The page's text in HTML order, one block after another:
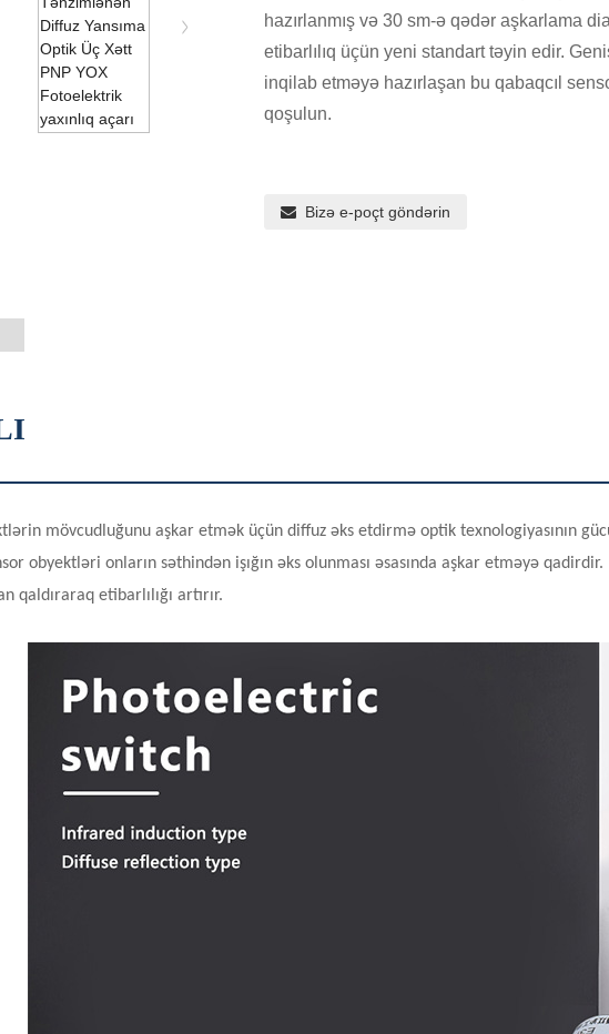
hazırlanmış və 30 sm-ə qədər aşkarlama
etibarlılıq üçün yeni standart təyin edir.
inqilab etməyə hazırlaşan bu qabaqcıl
qoşulun.
Bizə e-poçt göndərin
mövcudluğunu aşkar etmək üçün diffuz əks etdirmə optik texnologiyasının
obyektləri onların səthindən işığın əks olunması əsasında aşkar etməyə
etibarlılığı artırır.